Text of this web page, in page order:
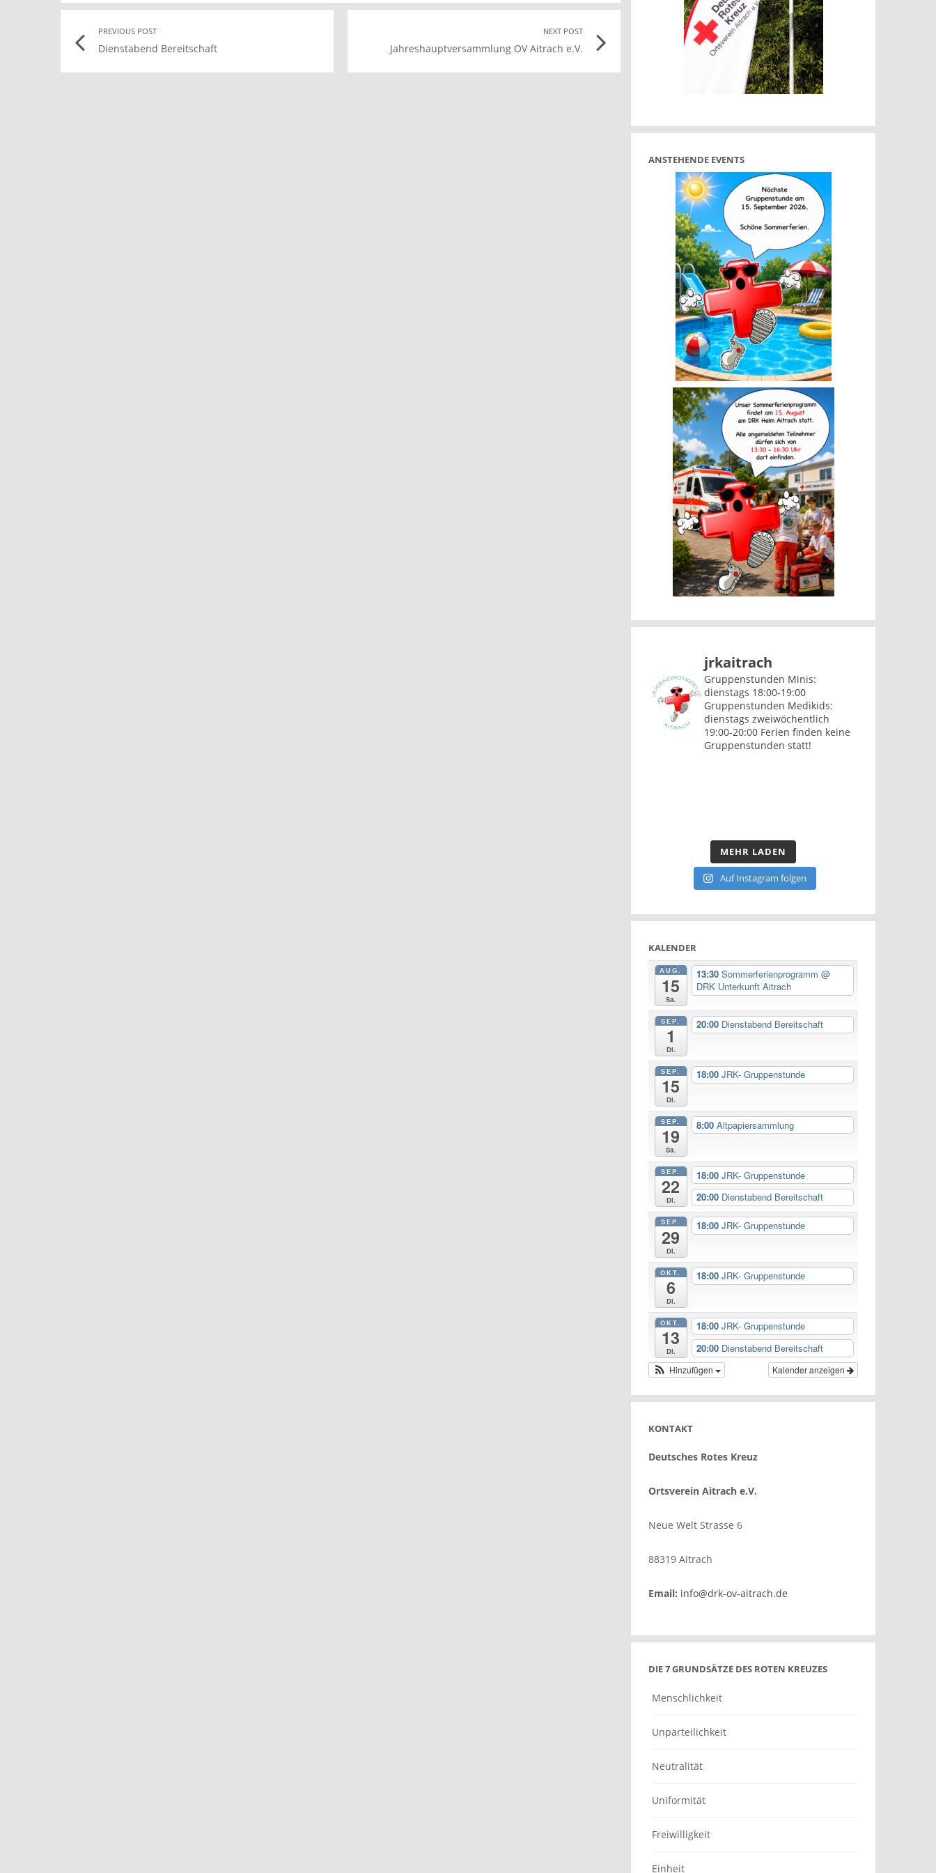
Post
navigation
PREVIOUS POST
Dienstabend Bereitschaft
link
NEXT POST
Jahreshauptversammlung OV Aitrach e.V.
link
ANSTEHENDE EVENTS
jrkaitrach
Gruppenstunden Minis:
dienstags 18:00-19:00
Gruppenstunden Medikids:
dienstags zweiwöchentlich
19:00-20:00 Ferien finden keine
Gruppenstunden statt!
MEHR LADEN
Auf Instagram folgen
KALENDER
AUG.
15
Sa.
13:30 Sommerferienprogramm @
DRK Unterkunft Aitrach
SEP.
1
Di.
20:00 Dienstabend Bereitschaft
SEP.
15
Di.
18:00 JRK- Gruppenstunde
SEP.
19
Sa.
8:00 Altpapiersammlung
SEP.
22
Di.
18:00 JRK- Gruppenstunde
20:00 Dienstabend Bereitschaft
SEP.
29
Di.
18:00 JRK- Gruppenstunde
OKT.
6
Di.
18:00 JRK- Gruppenstunde
OKT.
13
Di.
18:00 JRK- Gruppenstunde
20:00 Dienstabend Bereitschaft
Kalender anzeigen
Hinzufügen
KONTAKT
Deutsches Rotes Kreuz
Ortsverein Aitrach e.V.
Neue Welt Strasse 6
88319 Aitrach
Email: info@drk-ov-aitrach.de
DIE 7 GRUNDSÄTZE DES ROTEN KREUZES
Menschlichkeit
Unparteilichkeit
Neutralität
Uniformität
Freiwilligkeit
Einheit